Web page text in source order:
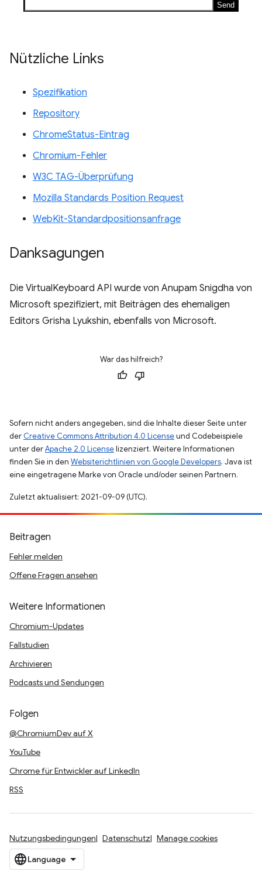
Nützliche Links
Spezifikation
Repository
ChromeStatus-Eintrag
Chromium-Fehler
W3C TAG-Überprüfung
Mozilla Standards Position Request
WebKit-Standardpositionsanfrage
Danksagungen
Die VirtualKeyboard API wurde von Anupam Snigdha von
Microsoft spezifiziert, mit Beiträgen des ehemaligen
Editors Grisha Lyukshin, ebenfalls von Microsoft.
War das hilfreich?
Sofern nicht anders angegeben, sind die Inhalte dieser Seite unter
der Creative Commons Attribution 4.0 Licenseund Codebeispiele
unter derApache 2.0 Licenselizenziert. Weitere Informationen
finden Sie in den Websiterichtlinien von Google Developers. Java ist
eine eingetragene Marke von Oracle und/oder seinen Partnern.
Zuletzt aktualisiert: 2021-09-09 (UTC).
Beitragen
Fehler melden
Offene Fragen ansehen
Weitere Informationen
Chromium-Updates
Fallstudien
Archivieren
Podcasts und Sendungen
Folgen
@ChromiumDev auf X
YouTube
Chrome für Entwickler auf LinkedIn
RSS
Nutzungsbedingungen Datenschutz Manage cookies